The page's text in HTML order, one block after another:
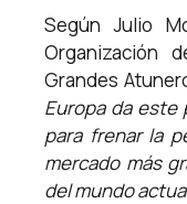
Según Julio
Organización
Grandes
Europa da este
para frenar la
mercado más
del mundo